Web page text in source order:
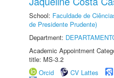
School: Faculdade de
de Presidente Prudente)
Department:
Academic Appointment
title: MS-3.2
Orcid
CV Lattes